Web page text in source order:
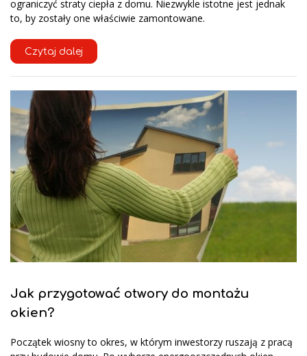
ograniczyć straty ciepła z domu. Niezwykle istotne jest jednak
to, by zostały one właściwie zamontowane.
Czytaj dalej
Jak przygotować otwory do montażu
okien?
Początek wiosny to okres, w którym inwestorzy ruszają z pracą